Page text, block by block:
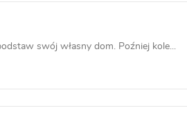
swój własny dom. Poźniej kole...